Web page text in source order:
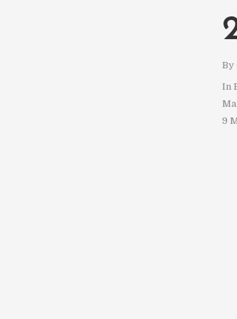
By
In
9